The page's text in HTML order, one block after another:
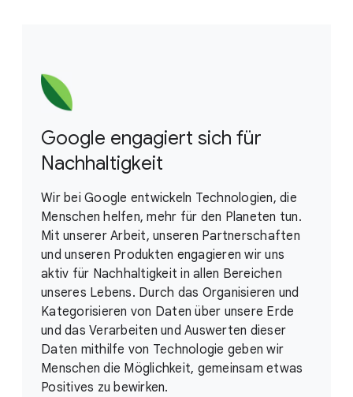
Google engagiert sich für
Nachhaltigkeit
Wir bei Google entwickeln Technologien, die
Menschen helfen, mehr für den Planeten tun.
Mit unserer Arbeit, unseren Partnerschaften
und unseren Produkten engagieren wir uns
aktiv für Nachhaltigkeit in allen Bereichen
unseres Lebens. Durch das Organisieren und
Kategorisieren von Daten über unsere Erde
und das Verarbeiten und Auswerten dieser
Daten mithilfe von Technologie geben wir
Menschen die Möglichkeit, gemeinsam etwas
Positives zu bewirken.